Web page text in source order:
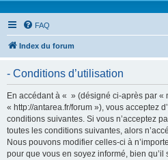
FAQ
Index du forum
- Conditions d’utilisation
En accédant à « » (désigné ci-après par «
« http://antarea.fr/forum »), vous acceptez
conditions suivantes. Si vous n’acceptez
toutes les conditions suivantes, alors
Nous pouvons modifier celles-ci à
pour que vous en soyez informé, bien qu’il